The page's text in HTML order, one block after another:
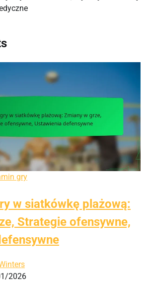
gry
w siatkówkę plażową:
Strategie ofensywne,
2026